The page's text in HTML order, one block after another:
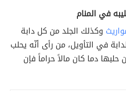
في المنام
وكذلك الجلد من كل دابة
في التأويل، من رأى أنّه يحلب
دما كان مالاً حراماً فإن